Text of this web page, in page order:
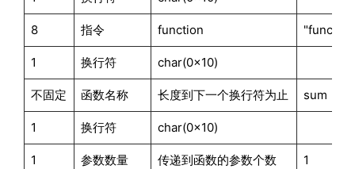
8 指令 function
1 换行符 char(0x10)
不固定 函数名称 长度到下一个换行符为止 sum
1 换行符 char(0x10)
1 参数数量 传递到函数的参数个数 1